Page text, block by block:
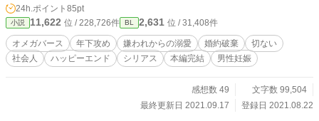
まれた美人Ωと、能力を隠して生きてきたαの恋を書いてみた
いと思っています。 前半結構胸糞展開が続きます。 ※オメガ
バース独自設定ありなのでご注意ください。
24h.ポイント 85pt
小説 11,622 位 / 228,726件 BL 2,631 位 / 31,408件
オメガバース 年下攻め 嫌われからの溺愛 婚約破棄
切ない
社会人
ハッピーエンド シリアス 本編完結 男性妊娠
感想数 49
文字数 99,504
最終更新日 2021.09.17
登録日 2021.08.22